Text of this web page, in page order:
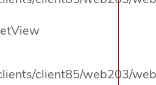
client85/web203/